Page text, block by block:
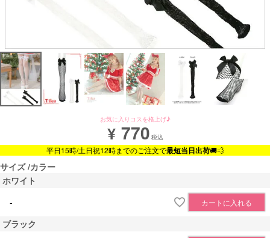
お気に入りコスを格上げ♪
¥ 770 税込
平日15時/土日祝12時までのご注文で最短当日出荷🚚💨
サイズ カラー
ホワイト
-
カートに入れる
ブラック